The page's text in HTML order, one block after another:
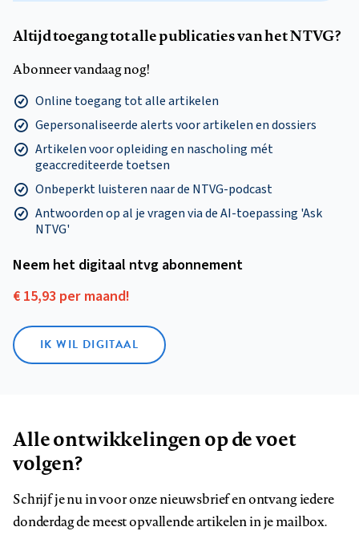
Altijd toegang tot alle publicaties van het NTVG?
Abonneer vandaag nog!
Online toegang tot alle artikelen
Gepersonaliseerde alerts voor artikelen en dossiers
Artikelen voor opleiding en nascholing mét
geaccrediteerde toetsen
Onbeperkt luisteren naar de NTVG-podcast
Antwoorden op al je vragen via de AI-toepassing 'Ask
NTVG'
Neem het digitaal ntvg abonnement
€ 15,93 per maand!
IK WIL DIGITAAL
Alle ontwikkelingen op de voet
volgen?
Schrijf je nu in voor onze nieuwsbrief en ontvang iedere
donderdag de meest opvallende artikelen in je mailbox.